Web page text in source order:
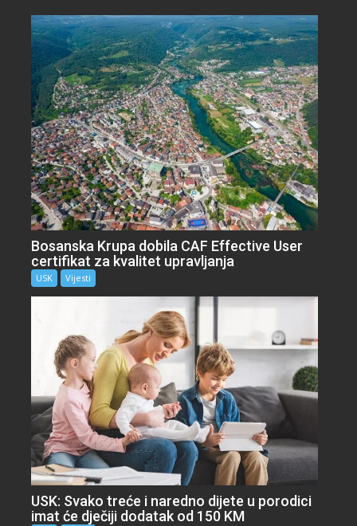
Bosanska Krupa dobila CAF Effective User
certifikat za kvalitet upravljanja
USK Vijesti
USK: Svako treće i naredno dijete u porodici
imat će dječiji dodatak od 150 KM